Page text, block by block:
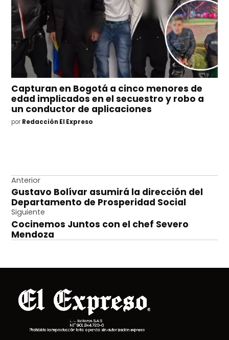
Capturan en Bogotá a cinco menores de
edad implicados en el secuestro y robo a
un conductor de aplicaciones
por Redacción El Expreso
Navegación
de
entradas
Anterior
Gustavo Bolívar asumirá la dirección del
Departamento de Prosperidad Social
Siguiente
Cocinemos Juntos con el chef Severo
Mendoza